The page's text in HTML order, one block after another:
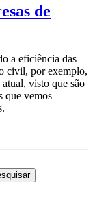
de
a eficiência das
civil, por exemplo,
visto que são
que vemos